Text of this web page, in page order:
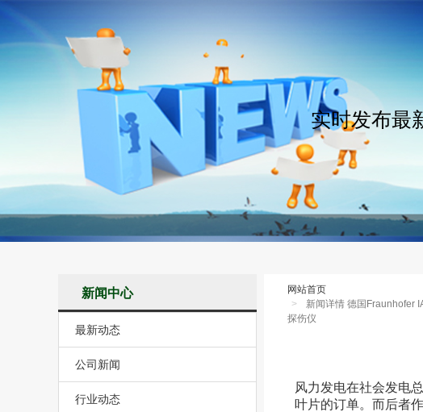
实时发布最
新闻中心
最新动态
公司新闻
行业动态
网站首页
新闻详情 德国Fraunhofer
探伤仪
风力发电在社会发电
叶片的订单。而后者